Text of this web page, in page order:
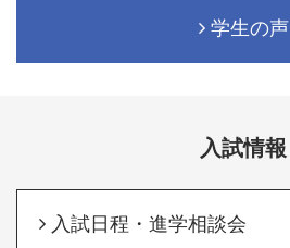
学生の声
入試情報
入試日程・進学相談会